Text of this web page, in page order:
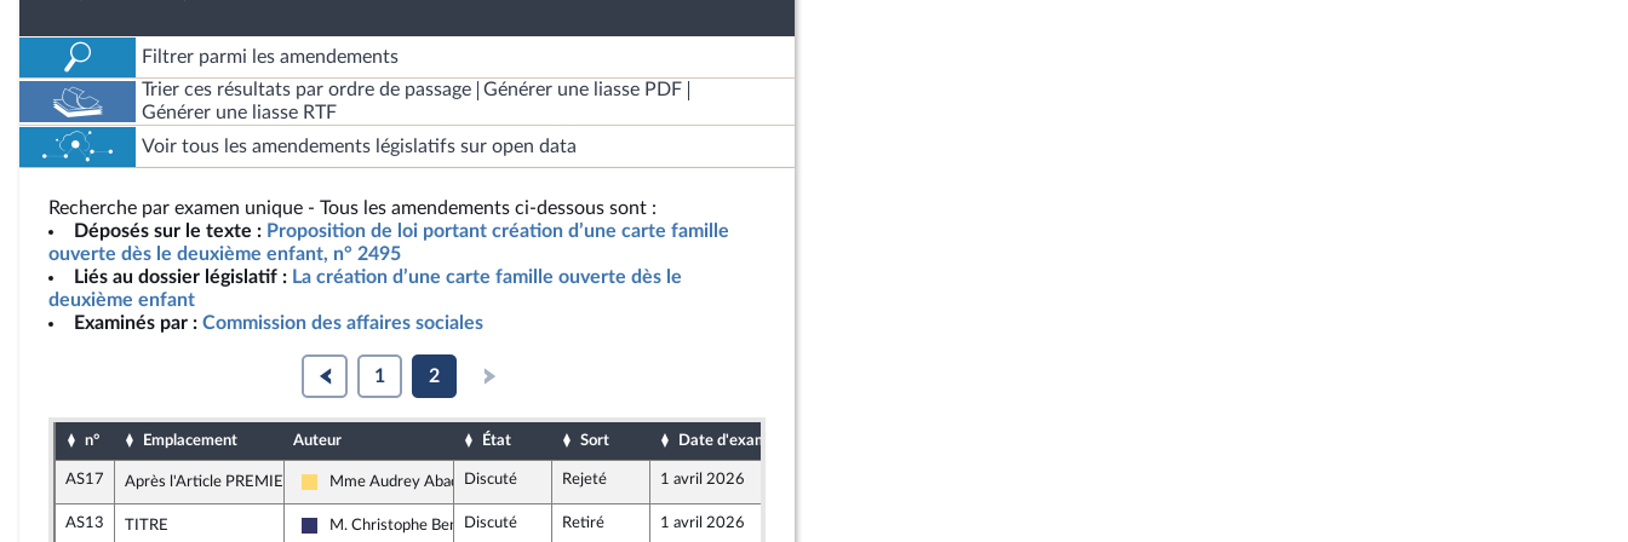
Filtrer parmi les amendements
Trier ces résultats par ordre de passage
Générer une liasse PDF
Générer une liasse RTF
Voir tous les amendements législatifs sur open data
Recherche par examen unique - Tous les amendements ci-dessous sont :
Déposés sur le texte : Proposition de loi portant création d’une carte famille
ouverte dès le deuxième enfant, n° 2495
Liés au dossier législatif : La création d’une carte famille ouverte dès le
deuxième enfant
Examinés par : Commission des affaires sociales
1 2
n° Emplacement Auteur État Sort Date d'examen
AS17 Après l'Article PREMIER
Libertés, Indépendants, Outre-mer et Territoires
Mme Audrey Abadie-Amiel
Discuté Rejeté 1 avril 2026
AS13 TITRE
Rassemblement National
M. Christophe BentzDiscuté Retiré 1 avril 2026